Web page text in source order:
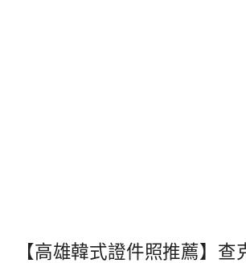
【高雄韓式證件照推薦】查